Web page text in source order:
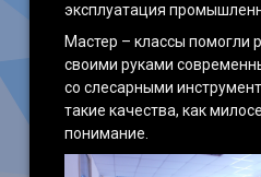
эксплуатация
Мастер – классы помогли
своими руками
со слесарными
такие качества, как
понимание.